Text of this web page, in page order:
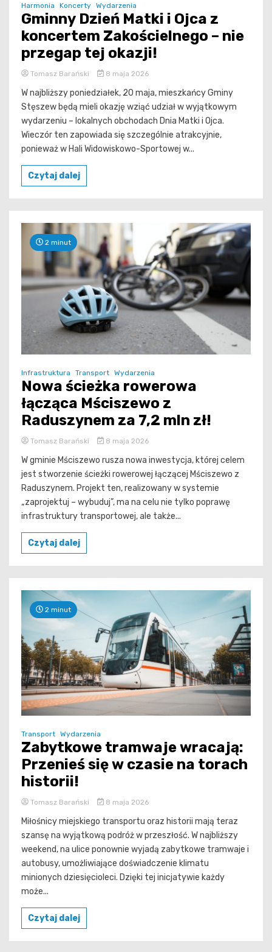
Harmonia Koncerty Wydarzenia
Gminny Dzień Matki i Ojca z
koncertem Zakościelnego – nie
przegap tej okazji!
Tomasz Barański 8 maja 2026
W najbliższy poniedziałek, 20 maja, mieszkańcy Gminy
Stęszew będą mieli okazję wziąć udział w wyjątkowym
wydarzeniu – lokalnych obchodach Dnia Matki i Ojca.
Wieczór ten zapowiada się szczególnie atrakcyjnie,
ponieważ w Hali Widowiskowo-Sportowej w...
Czytaj dalej
2 minut
Infrastruktura Transport Wydarzenia
Nowa ścieżka rowerowa
łącząca Mściszewo z
Raduszynem za 7,2 mln zł!
Tomasz Barański 8 maja 2026
W gminie Mściszewo rusza nowa inwestycja, której celem
jest stworzenie ścieżki rowerowej łączącej Mściszewo z
Raduszynem. Projekt ten, realizowany w systemie
„zaprojektuj – wybuduj”, ma na celu nie tylko poprawę
infrastruktury transportowej, ale także...
Czytaj dalej
2 minut
Transport Wydarzenia
Zabytkowe tramwaje wracają:
Przenieś się w czasie na torach
historii!
Tomasz Barański 8 maja 2026
Miłośnicy miejskiego transportu oraz historii mają teraz
szansę na wyjątkową podróż w przeszłość. W najbliższy
weekend, na ulice ponownie wyjadą zabytkowe tramwaje i
autobusy, umożliwiające doświadczenie klimatu
minionych dziesięcioleci. Dzięki tej inicjatywie każdy
może...
Czytaj dalej